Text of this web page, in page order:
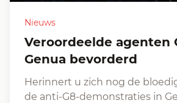
Nieuws
Veroordeelde agenten G8-rellen
Genua bevorderd
Herinnert u zich nog de
de anti-G8-demonstraties in